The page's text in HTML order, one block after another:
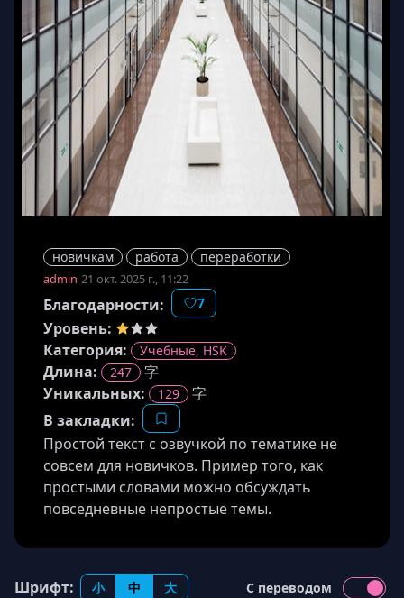
новичкам работа переработки
admin 21 окт. 2025 г., 11:22
Благодарности: 7
Уровень:
Категория:
Учебные, HSK
Длина: 247
字
Уникальных:
129
字
В закладки:
Простой текст с озвучкой по тематике не
совсем для новичков. Пример того, как
простыми словами можно обсуждать
повседневные непростые темы.
Шрифт: 小 中 大 С переводом